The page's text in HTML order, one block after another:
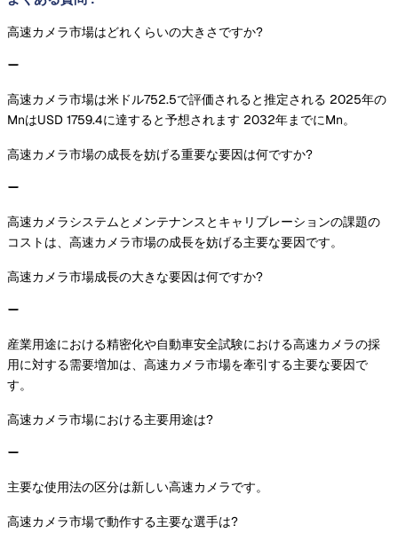
高速カメラ市場はどれくらいの大きさですか?
高速カメラ市場は米ドル752.5で評価されると推定される 2025年の
MnはUSD 1759.4に達すると予想されます 2032年までにMn。
高速カメラ市場の成長を妨げる重要な要因は何ですか?
高速カメラシステムとメンテナンスとキャリブレーションの課題の
コストは、高速カメラ市場の成長を妨げる主要な要因です。
高速カメラ市場成長の大きな要因は何ですか?
産業用途における精密化や自動車安全試験における高速カメラの採
用に対する需要増加は、高速カメラ市場を牽引する主要な要因で
す。
高速カメラ市場における主要用途は?
主要な使用法の区分は新しい高速カメラです。
高速カメラ市場で動作する主要な選手は?